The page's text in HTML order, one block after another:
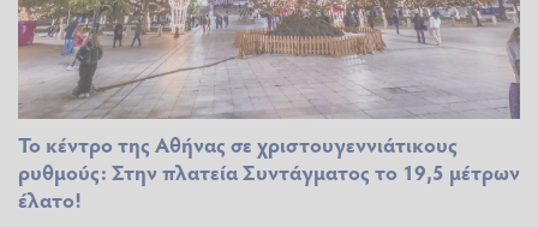
Το κέντρο της Αθήνας σε χριστουγεννιάτικους
ρυθμούς: Στην πλατεία Συντάγματος το 19,5 μέτρων
έλατο!